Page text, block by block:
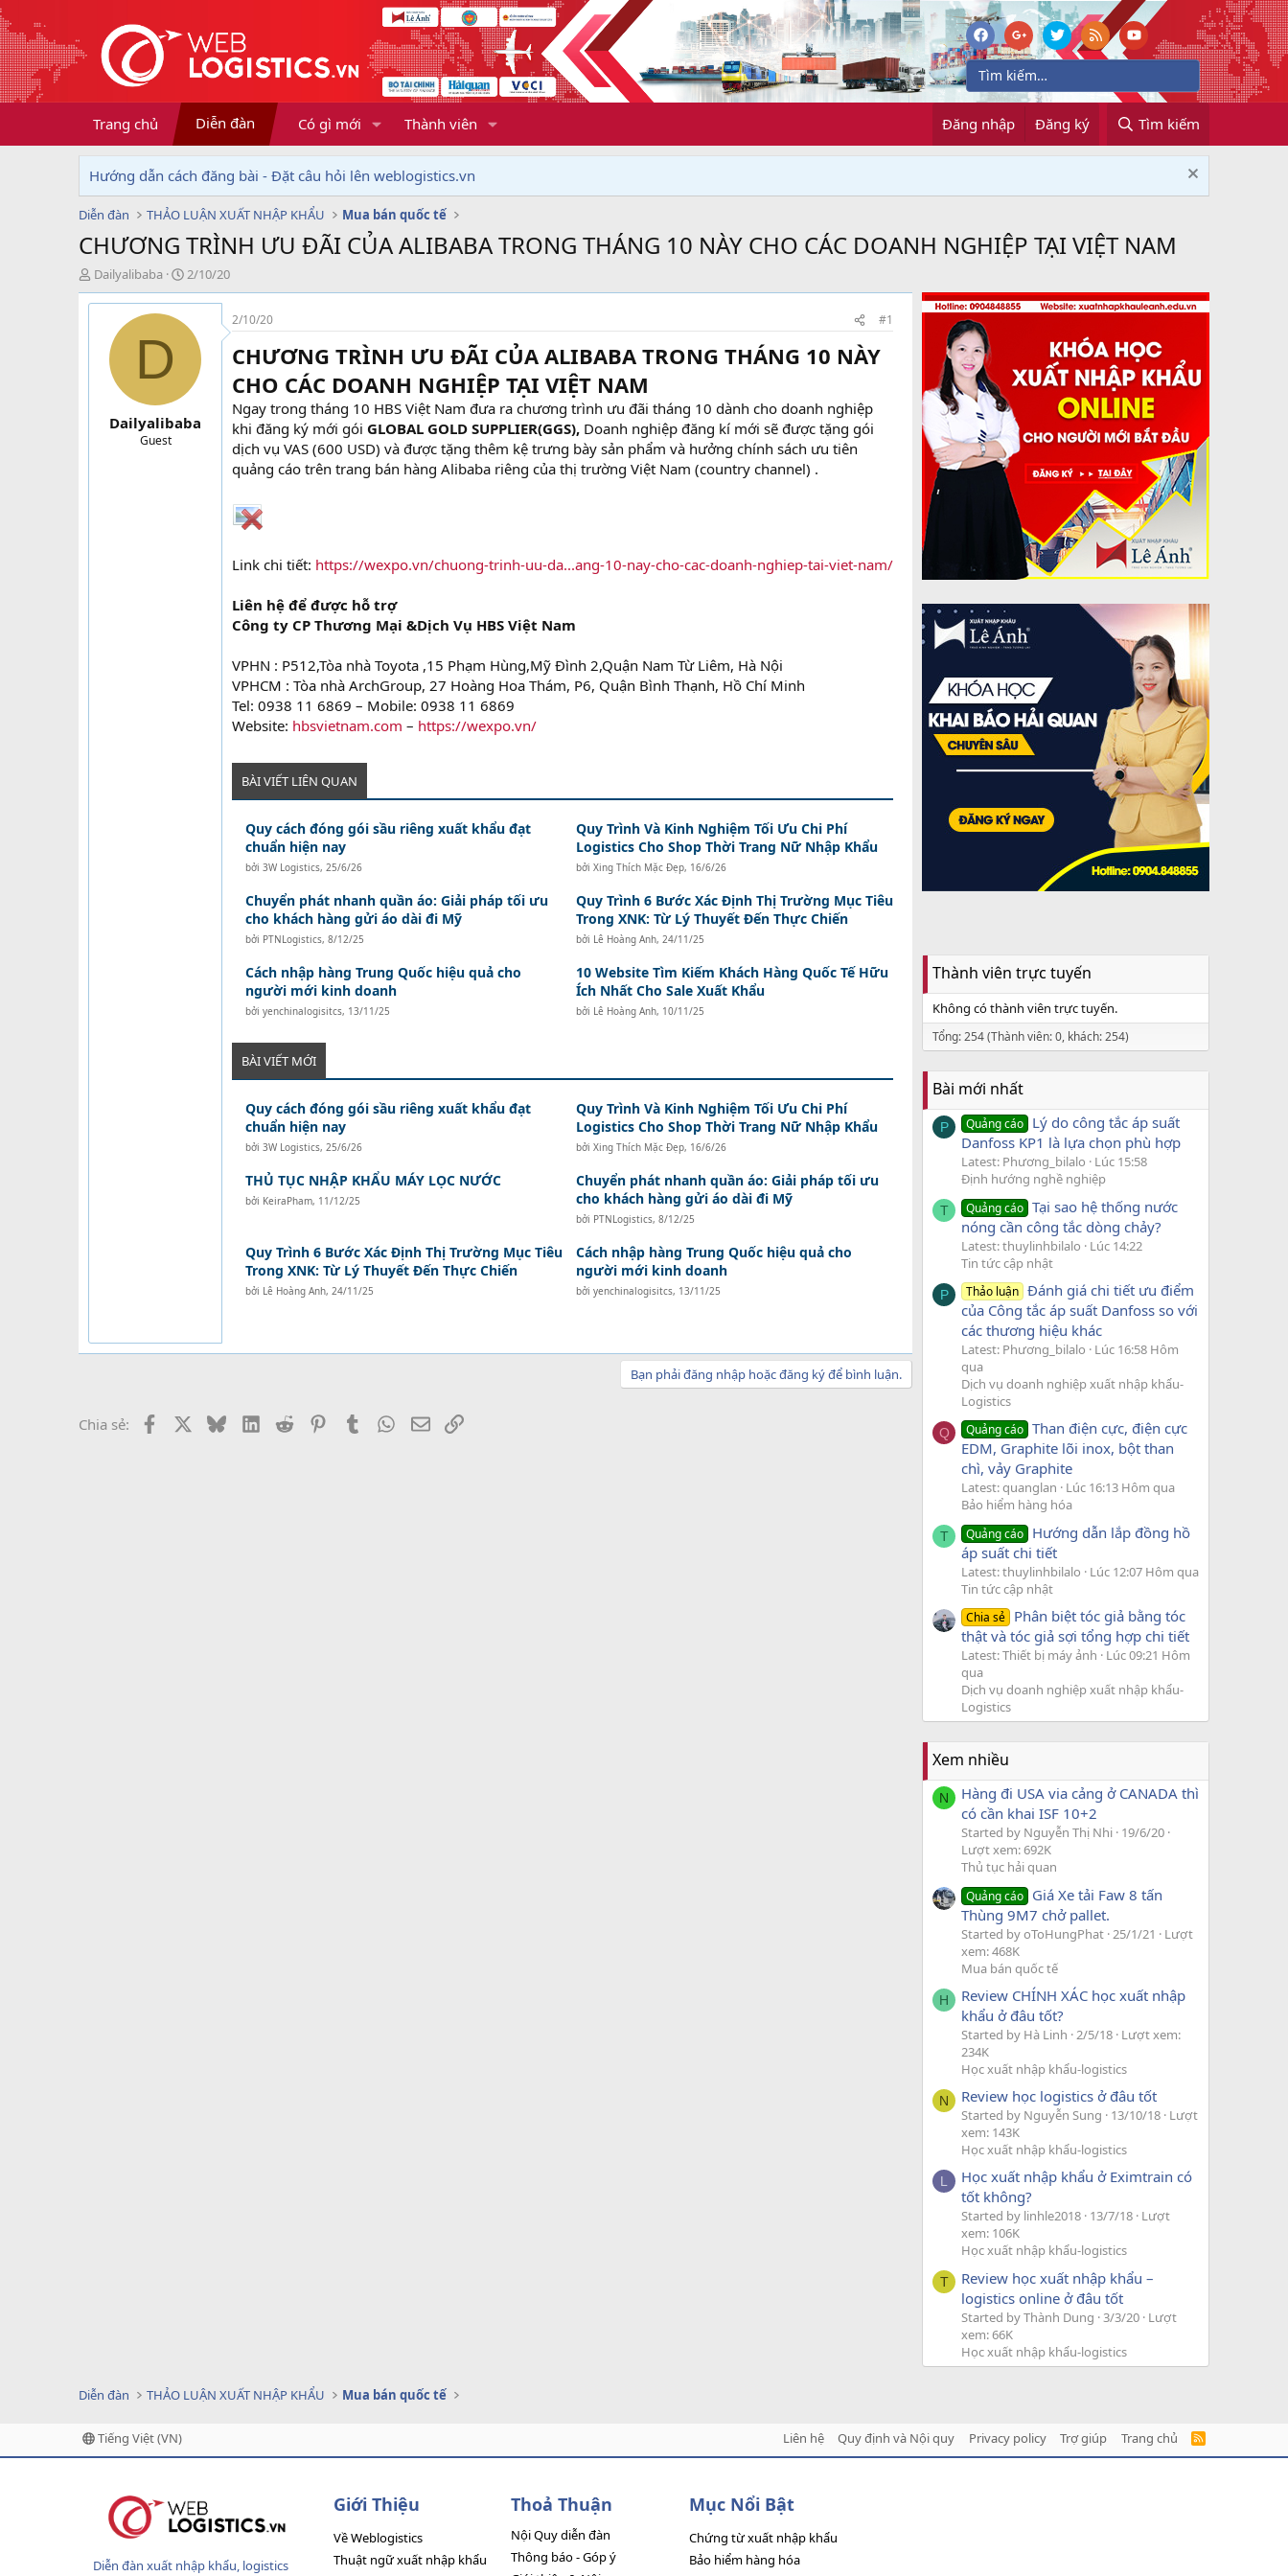
Trang chủ Diễn đàn Có gì mới Thành viên Đăng nhập Đăng ký Tìm kiếm
Hướng dẫn cách đăng bài - Đặt câu hỏi lên weblogistics.vn
Diễn đàn THẢO LUẬN XUẤT NHẬP KHẨU Mua bán quốc tế
CHƯƠNG TRÌNH ƯU ĐÃI CỦA ALIBABA TRONG THÁNG 10 NÀY CHO CÁC DOANH NGHIỆP TẠI VIỆT NAM
T
h
r
Dailyalibaba
N
g
à
y
2/10/20
D
Dailyalibaba
Guest
2/10/20 #1
CHƯƠNG TRÌNH ƯU ĐÃI CỦA ALIBABA TRONG THÁNG 10 NÀY
CHO CÁC DOANH NGHIỆP TẠI VIỆT NAM
Ngay trong tháng 10 HBS Việt Nam đưa ra chương trình ưu đãi tháng 10 dành cho doanh nghiệp
khi đăng ký mới gói GLOBAL GOLD SUPPLIER(GGS), Doanh nghiệp đăng kí mới sẽ được tặng gói
dịch vụ VAS (600 USD) và được tặng thêm kệ trưng bày sản phẩm và hưởng chính sách ưu tiên
quảng cáo trên trang bán hàng Alibaba riêng của thị trường Việt Nam (country channel) .
Link chi tiết: https://wexpo.vn/chuong-trinh-uu-da...ang-10-nay-cho-cac-doanh-nghiep-tai-viet-nam/
Liên hệ để được hỗ trợ
Công ty CP Thương Mại &Dịch Vụ HBS Việt Nam
VPHN : P512,Tòa nhà Toyota ,15 Phạm Hùng,Mỹ Đình 2,Quận Nam Từ Liêm, Hà Nội
VPHCM : Tòa nhà ArchGroup, 27 Hoàng Hoa Thám, P6, Quận Bình Thạnh, Hồ Chí Minh
Tel: 0938 11 6869 – Mobile: 0938 11 6869
Website: hbsvietnam.com – https://wexpo.vn/
BÀI VIẾT LIÊN QUAN
Quy cách đóng gói sầu riêng xuất khẩu đạt
chuẩn hiện nay
bởi 3W Logistics, 25/6/26
Quy Trình Và Kinh Nghiệm Tối Ưu Chi Phí
Logistics Cho Shop Thời Trang Nữ Nhập Khẩu
bởi Xing Thích Mặc Đẹp, 16/6/26
Chuyển phát nhanh quần áo: Giải pháp tối ưu
cho khách hàng gửi áo dài đi Mỹ
bởi PTNLogistics, 8/12/25
Quy Trình 6 Bước Xác Định Thị Trường Mục Tiêu
Trong XNK: Từ Lý Thuyết Đến Thực Chiến
bởi Lê Hoàng Anh, 24/11/25
Cách nhập hàng Trung Quốc hiệu quả cho
người mới kinh doanh
bởi yenchinalogisitcs, 13/11/25
10 Website Tìm Kiếm Khách Hàng Quốc Tế Hữu
Ích Nhất Cho Sale Xuất Khẩu
bởi Lê Hoàng Anh, 10/11/25
BÀI VIẾT MỚI
Quy cách đóng gói sầu riêng xuất khẩu đạt
chuẩn hiện nay
bởi 3W Logistics, 25/6/26
Quy Trình Và Kinh Nghiệm Tối Ưu Chi Phí
Logistics Cho Shop Thời Trang Nữ Nhập Khẩu
bởi Xing Thích Mặc Đẹp, 16/6/26
THỦ TỤC NHẬP KHẨU MÁY LỌC NƯỚC
bởi KeiraPham, 11/12/25
Chuyển phát nhanh quần áo: Giải pháp tối ưu
cho khách hàng gửi áo dài đi Mỹ
bởi PTNLogistics, 8/12/25
Quy Trình 6 Bước Xác Định Thị Trường Mục Tiêu
Trong XNK: Từ Lý Thuyết Đến Thực Chiến
bởi Lê Hoàng Anh, 24/11/25
Cách nhập hàng Trung Quốc hiệu quả cho
người mới kinh doanh
bởi yenchinalogisitcs, 13/11/25
Bạn phải đăng nhập hoặc đăng ký để bình luận.
Chia sẻ: Facebook BlueskyLinkedIn
Reddit PinterestTumblr WhatsApp
EmailLink
Thành viên trực tuyến
Không có thành viên trực tuyến.
Tổng: 254 (Thành viên: 0, khách: 254)
Bài mới nhất
P Quảng cáo Lý do công tắc áp suất
Danfoss KP1 là lựa chọn phù hợp
Latest: Phương_bilalo
Lúc 15:58
Định hướng nghề nghiệp
T Quảng cáo Tại sao hệ thống nước
nóng cần công tắc dòng chảy?
Latest: thuylinhbilalo
Lúc 14:22
Tin tức cập nhật
P Thảo luận Đánh giá chi tiết ưu điểm
của Công tắc áp suất Danfoss so với
các thương hiệu khác
Latest: Phương_bilalo
Lúc 16:58 Hôm
qua
Dịch vụ doanh nghiệp xuất nhập khẩu-
Logistics
Q Quảng cáo Than điện cực, điện cực
EDM, Graphite lõi inox, bột than
chì, vảy Graphite
Latest: quanglan
Lúc 16:13 Hôm qua
Bảo hiểm hàng hóa
T Quảng cáo Hướng dẫn lắp đồng hồ
áp suất chi tiết
Latest: thuylinhbilalo
Lúc 12:07 Hôm qua
Tin tức cập nhật
Chia sẻ Phân biệt tóc giả bằng tóc
thật và tóc giả sợi tổng hợp chi tiết
Latest: Thiết bị máy ảnh
Lúc 09:21 Hôm
qua
Dịch vụ doanh nghiệp xuất nhập khẩu-
Logistics
Xem nhiều
N
Hàng đi USA via cảng ở CANADA thì
có cần khai ISF 10+2
Started by Nguyễn Thị Nhi 19/6/20
Lượt xem: 692K
Thủ tục hải quan
Quảng cáo Giá Xe tải Faw 8 tấn
Thùng 9M7 chở pallet.
Started by oToHungPhat 25/1/21
Lượt
xem: 468K
Mua bán quốc tế
H
Review CHÍNH XÁC học xuất nhập
khẩu ở đâu tốt?
Started by Hà Linh 2/5/18 Lượt xem:
234K
Học xuất nhập khẩu-logistics
N Review học logistics ở đâu tốt
Started by Nguyễn Sung 13/10/18 Lượt
xem: 143K
Học xuất nhập khẩu-logistics
L
Học xuất nhập khẩu ở Eximtrain có
tốt không?
Started by linhle2018 13/7/18 Lượt
xem: 106K
Học xuất nhập khẩu-logistics
T
Review học xuất nhập khẩu –
logistics online ở đâu tốt
Started by Thành Dung 3/3/20 Lượt
xem: 66K
Học xuất nhập khẩu-logistics
Diễn đàn THẢO LUẬN XUẤT NHẬP KHẨU Mua bán quốc tế
Tiếng Việt (VN) Liên hệ Quy định và Nội quy Privacy policy Trợ giúp Trang chủ
R
Diễn đàn xuất nhập khẩu, logistics
Giới Thiệu
Về Weblogistics
Thuật ngữ xuất nhập khẩu
Thoả Thuận
Nội Quy diễn đàn
Thông báo - Góp ý
Mục Nổi Bật
Chứng từ xuất nhập khẩu
Bảo hiểm hàng hóa